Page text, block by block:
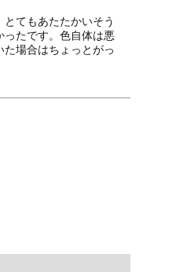
てもあたたかいそう
たです。色自体は悪
場合はちょっとがっ